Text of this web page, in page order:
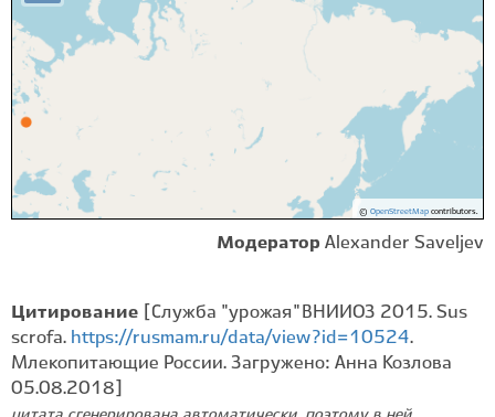
© OpenStreetMapcontributors.
Модератор Alexander Saveljev
Цитирование
[Служба "урожая" ВНИИОЗ 2015. Sus
scrofa. https://rusmam.ru/data/view?id=10524.
Млекопитающие России. Загружено: Анна Козлова
05.08.2018]